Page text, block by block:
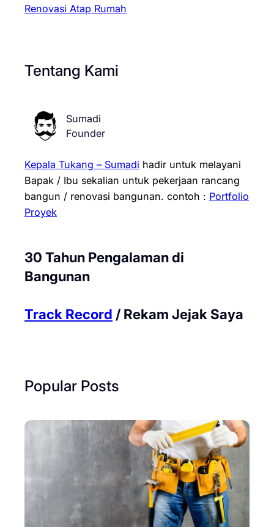
Renovasi Atap Rumah
Tentang Kami
Sumadi
Founder
Kepala Tukang – Sumadi hadir untuk melayani
Bapak / Ibu sekalian untuk pekerjaan rancang
bangun / renovasi bangunan. contoh : Portfolio
Proyek
30 Tahun Pengalaman di
Bangunan
Track Record / Rekam Jejak Saya
Popular Posts